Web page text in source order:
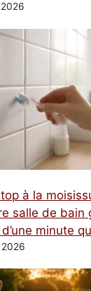
à la
salle de bain
minute